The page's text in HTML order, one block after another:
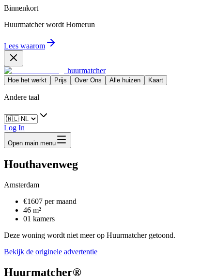
Binnenkort
Huurmatcher wordt Homerun
Lees waarom
huurmatcher
Hoe het werkt Prijs Over Ons Alle huizen Kaart
Andere taal
Log In
Open main menu
Houthavenweg
Amsterdam
€1607 per maand
46 m²
01 kamers
Deze woning wordt niet meer op Huurmatcher getoond.
Bekijk de originele advertentie
Huurmatcher®